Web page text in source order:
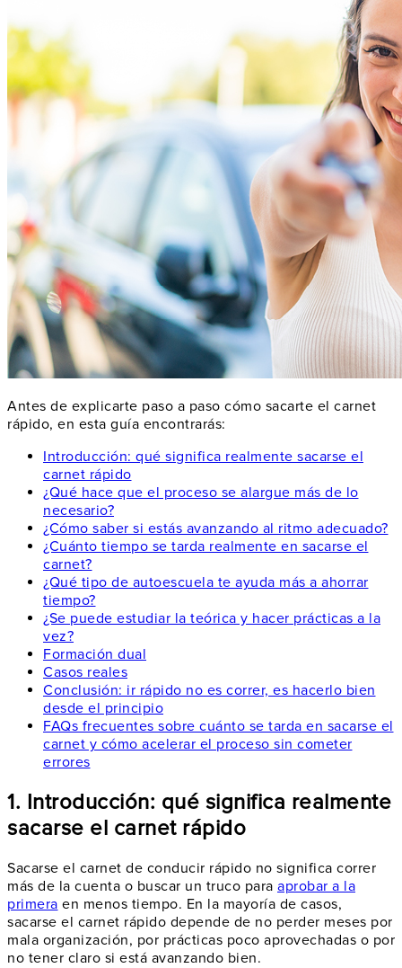
Antes de explicarte paso a paso cómo sacarte el carnet
rápido, en esta guía encontrarás:
Introducción: qué significa realmente sacarse el
carnet rápido
¿Qué hace que el proceso se alargue más de lo
necesario?
¿Cómo saber si estás avanzando al ritmo adecuado?
¿Cuánto tiempo se tarda realmente en sacarse el
carnet?
¿Qué tipo de autoescuela te ayuda más a ahorrar
tiempo?
¿Se puede estudiar la teórica y hacer prácticas a la
vez?
Formación dual
Casos reales
Conclusión: ir rápido no es correr, es hacerlo bien
desde el principio
FAQs frecuentes sobre cuánto se tarda en sacarse el
carnet y cómo acelerar el proceso sin cometer
errores
1. Introducción: qué significa realmente
sacarse el carnet rápido
Sacarse el carnet de conducir rápido no significa correr
más de la cuenta o buscar un truco para aprobar a la
primera en menos tiempo. En la mayoría de casos,
sacarse el carnet rápido depende de no perder meses por
mala organización, por prácticas poco aprovechadas o por
no tener claro si está avanzando bien.